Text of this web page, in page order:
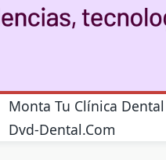
Monta Tu Clínica Dental
Dvd-Dental.com